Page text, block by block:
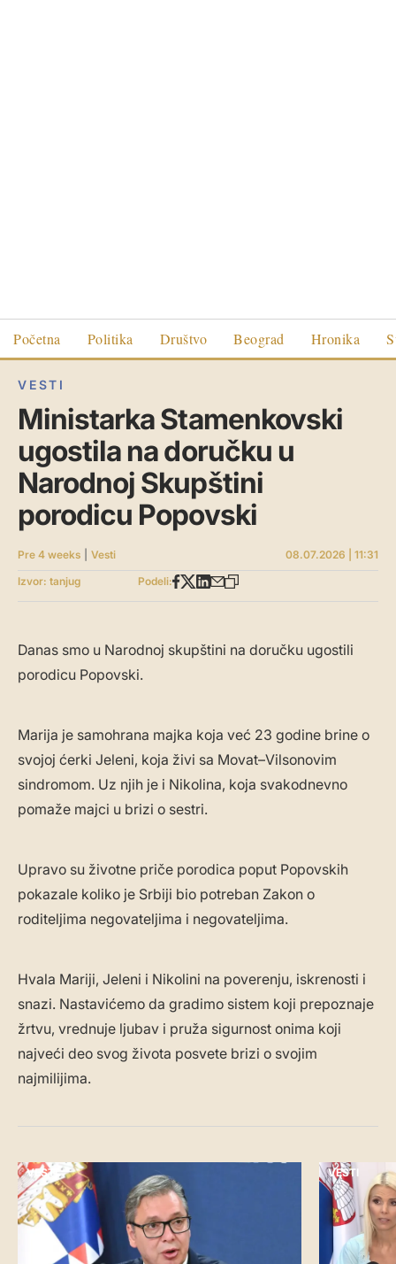
Početna Politika Društvo Beograd Hronika
VESTI
Ministarka Stamenkovski
ugostila na doručku u
Narodnoj Skupštini
porodicu Popovski
Pre 4 weeks Vesti
08.07.2026 | 11:31
Izvor: tanjug
Podeli:
Danas smo u Narodnoj skupštini na doručku ugostili
porodicu Popovski.
Marija je samohrana majka koja već 23 godine brine o
svojoj ćerki Jeleni, koja živi sa Movat–Vilsonovim
sindromom. Uz njih je i Nikolina, koja svakodnevno
pomaže majci u brizi o sestri.
Upravo su životne priče porodica poput Popovskih
pokazale koliko je Srbiji bio potreban Zakon o
roditeljima negovateljima i negovateljima.
Hvala Mariji, Jeleni i Nikolini na poverenju, iskrenosti i
snazi. Nastavićemo da gradimo sistem koji prepoznaje
žrtvu, vrednuje ljubav i pruža sigurnost onima koji
najveći deo svog života posvete brizi o svojim
najmilijima.
VESTI VESTI